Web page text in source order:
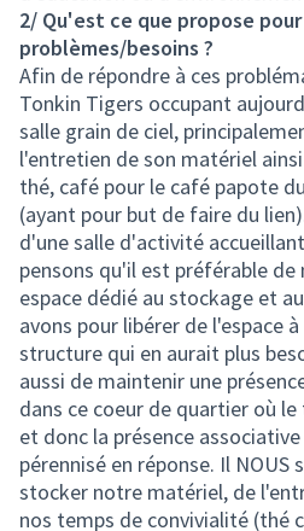
2/ Qu'est ce que propose
problèmes/besoins ?
Afin de répondre à ces
Tonkin Tigers occupant
salle grain de ciel,
l'entretien de son matériel
thé, café pour le café papote
(ayant pour but de faire du
d'une salle d'activité
pensons qu'il est préférable de
espace dédié au stockage et
avons pour libérer de l'espace
structure qui en aurait plus
aussi de maintenir une
dans ce coeur de quartier où
et donc la présence
pérennisé en réponse. Il NOUS
stocker notre matériel, de
nos temps de convivialité (thé